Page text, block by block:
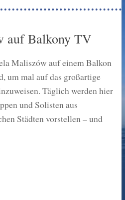
auf Balkony TV
Maliszów auf einem Balkon
um mal auf das großartige
Täglich werden hier
und Solisten aus
Städten vorstellen – und